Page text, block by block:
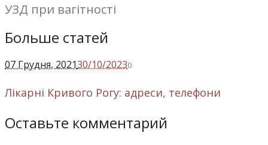
УЗД при вагітності
Больше статей
07 Грудня, 202130/10/20230
Лікарні Кривого Рогу: адреси, телефони
Оставьте комментарий